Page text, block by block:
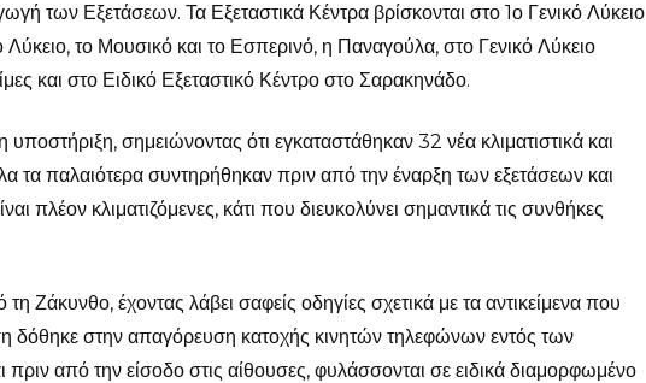
των Εξετάσεων. Τα Εξεταστικά Κέντρα βρίσκονται στο 1ο Γενικό Λύκειο
το Μουσικό και το Εσπερινό, η Παναγούλα, στο Γενικό Λύκειο
και στο Ειδικό Εξεταστικό Κέντρο στο Σαρακηνάδο.
σημειώνοντας ότι εγκαταστάθηκαν 32 νέα κλιματιστικά και
τα παλαιότερα συντηρήθηκαν πριν από την έναρξη των εξετάσεων και
πλέον κλιματιζόμενες, κάτι που διευκολύνει σημαντικά τις συνθήκες
Ζάκυνθο, έχοντας λάβει σαφείς οδηγίες σχετικά με τα αντικείμενα που
δόθηκε στην απαγόρευση κατοχής κινητών τηλεφώνων εντός των
από την είσοδο στις αίθουσες, φυλάσσονται σε ειδικά διαμορφωμένο